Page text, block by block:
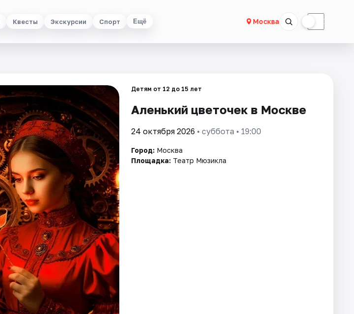
Квесты Экскурсии Спорт Ещё Москва ☾
Детям от 12 до 15 лет
Аленький цветочек в Москве
24 октября 2026 • суббота • 19:00
Город: Москва
Площадка: Театр Мюзикла